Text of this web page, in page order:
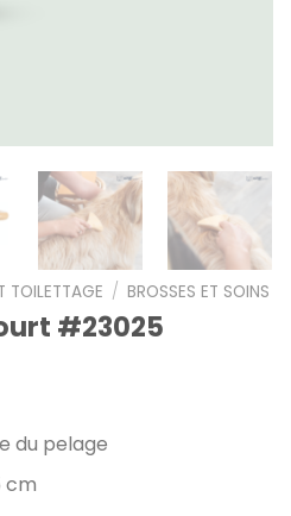
TOILETTAGE / BROSSES ET SOINS
#23025
du pelage
cm